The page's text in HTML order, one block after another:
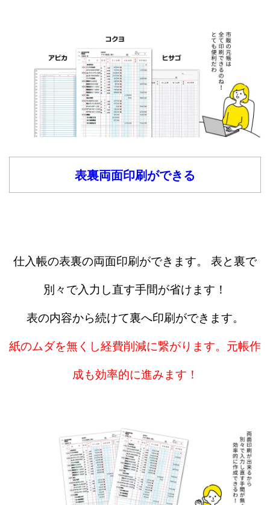
表裏両面印刷ができる
仕入帳の表裏の両面印刷ができます。 表と裏で
別々で入力し直す手間が省けます！
表の内容から続けて裏へ印刷ができます。
紙のムダを無くし経費削減に繋がります。元帳作
成も効率的に進みます！